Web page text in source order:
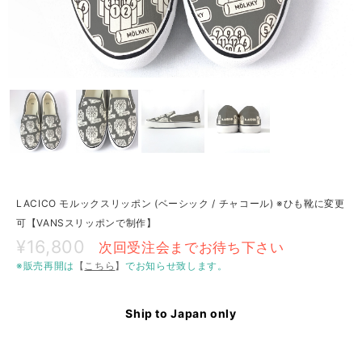
LACICO モルックスリッポン (ベーシック / チャコール) ※ひも靴に変更
可【VANSスリッポンで制作】
¥16,800 次回受注会までお待ち下さい
※販売再開は 【こちら 】でお知らせ致します。
Ship to Japan only